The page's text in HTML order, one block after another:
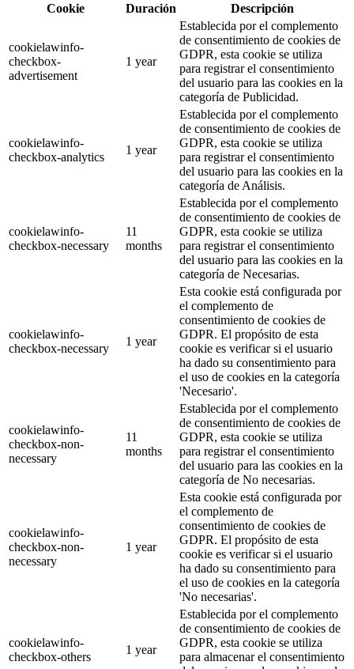
Cookie
Duración Descripción
cookielawinfo-
checkbox-
advertisement
1 year
Establecida por el complemento
de consentimiento de cookies de
GDPR, esta cookie se utiliza
para registrar el consentimiento
del usuario para las cookies en la
categoría de Publicidad.
cookielawinfo-
checkbox-analytics
1 year
Establecida por el complemento
de consentimiento de cookies de
GDPR, esta cookie se utiliza
para registrar el consentimiento
del usuario para las cookies en la
categoría de Análisis.
cookielawinfo-
checkbox-necessary
11
months
Establecida por el complemento
de consentimiento de cookies de
GDPR, esta cookie se utiliza
para registrar el consentimiento
del usuario para las cookies en la
categoría de Necesarias.
cookielawinfo-
checkbox-necessary
1 year
Esta cookie está configurada por
el complemento de
consentimiento de cookies de
GDPR. El propósito de esta
cookie es verificar si el usuario
ha dado su consentimiento para
el uso de cookies en la categoría
'Necesario'.
cookielawinfo-
checkbox-non-
necessary
11
months
Establecida por el complemento
de consentimiento de cookies de
GDPR, esta cookie se utiliza
para registrar el consentimiento
del usuario para las cookies en la
categoría de No necesarias.
cookielawinfo-
checkbox-non-
necessary
1 year
Esta cookie está configurada por
el complemento de
consentimiento de cookies de
GDPR. El propósito de esta
cookie es verificar si el usuario
ha dado su consentimiento para
el uso de cookies en la categoría
'No necesarias'.
cookielawinfo-
checkbox-others
1 year
Establecida por el complemento
de consentimiento de cookies de
GDPR, esta cookie se utiliza
para almacenar el consentimiento